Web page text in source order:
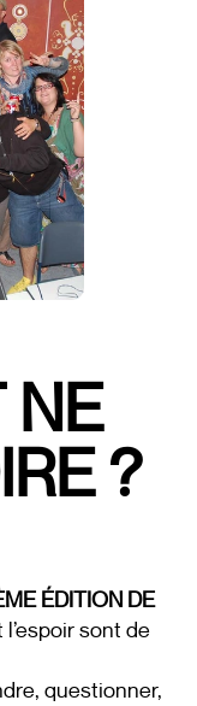
NE
?
ÉDITION DE
sont de
questionner,